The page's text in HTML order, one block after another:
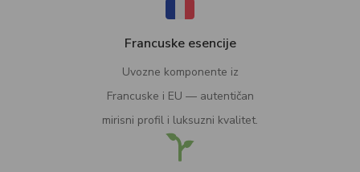
Francuske esencije
Uvozne komponente iz
Francuske i EU — autentičan
mirisni profil i luksuzni kvalitet.